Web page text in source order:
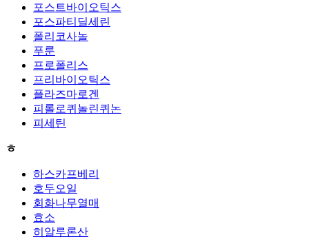
포스트바이오틱스
포스파티딜세린
폴리코사놀
푸룬
프로폴리스
프리바이오틱스
플라즈마로겐
피롤로퀴놀린퀴논
피세틴
ㅎ
하스카프베리
호두오일
회화나무열매
효소
히알루론산